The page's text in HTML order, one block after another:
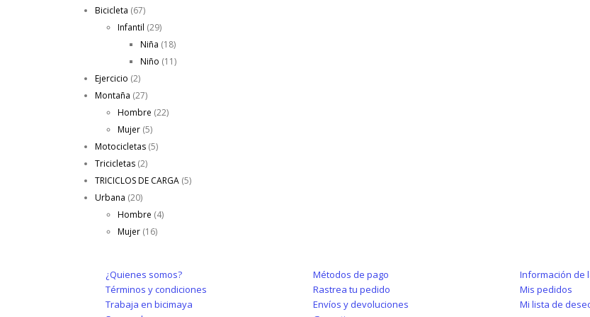
Bicicleta (67)
Infantil (29)
Niña (18)
Niño (11)
Ejercicio (2)
Montaña (27)
Hombre (22)
Mujer (5)
Motocicletas (5)
Tricicletas (2)
TRICICLOS DE CARGA (5)
Urbana (20)
Hombre (4)
Mujer (16)
¿Quienes somos?
Términos y condiciones
Trabaja en bicimaya
Métodos de pago
Rastrea tu pedido
Envíos y devoluciones
Información de
Mis pedidos
Mi lista de